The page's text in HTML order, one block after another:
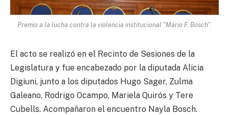
Premio a la lucha contra la violencia institucional "Mario F. Bosch".
El acto se realizó en el Recinto de Sesiones de la
Legislatura y fue encabezado por la diputada Alicia
Digiuni, junto a los diputados Hugo Sager, Zulma
Galeano, Rodrigo Ocampo, Mariela Quirós y Tere
Cubells. Acompañaron el encuentro Nayla Bosch.